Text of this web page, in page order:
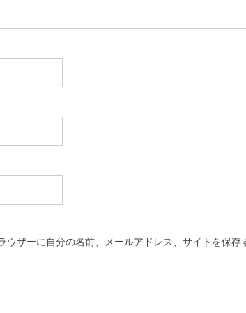
ザーに自分の名前、メールアドレス、サイトを保存